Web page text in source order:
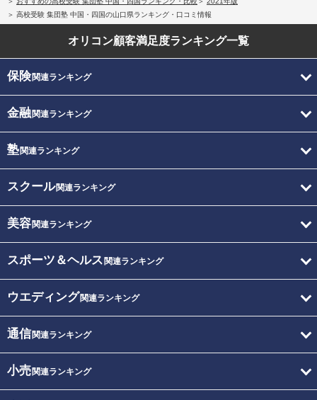
高校受験 集団塾 中国・四国の山口県ランキング・口コミ情報
オリコン顧客満足度ランキング一覧
保険関連ランキング
金融関連ランキング
塾関連ランキング
スクール関連ランキング
美容関連ランキング
スポーツ＆ヘルス 関連ランキング
ウエディング関連ランキング
通信関連ランキング
小売関連ランキング